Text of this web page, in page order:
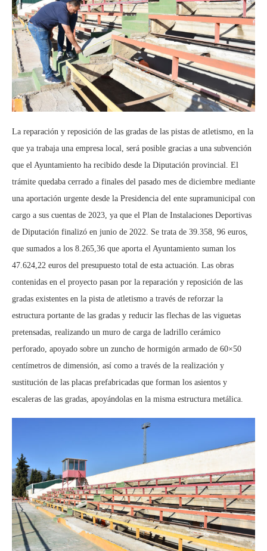
La reparación y reposición de las gradas de las pistas de atletismo, en la
que ya trabaja una empresa local, será posible gracias a una subvención
que el Ayuntamiento ha recibido desde la Diputación provincial. El
trámite quedaba cerrado a finales del pasado mes de diciembre mediante
una aportación urgente desde la Presidencia del ente supramunicipal con
cargo a sus cuentas de 2023, ya que el Plan de Instalaciones Deportivas
de Diputación finalizó en junio de 2022. Se trata de 39.358, 96 euros,
que sumados a los 8.265,36 que aporta el Ayuntamiento suman los
47.624,22 euros del presupuesto total de esta actuación. Las obras
contenidas en el proyecto pasan por la reparación y reposición de las
gradas existentes en la pista de atletismo a través de reforzar la
estructura portante de las gradas y reducir las flechas de las viguetas
pretensadas, realizando un muro de carga de ladrillo cerámico
perforado, apoyado sobre un zuncho de hormigón armado de 60×50
centímetros de dimensión, así como a través de la realización y
sustitución de las placas prefabricadas que forman los asientos y
escaleras de las gradas, apoyándolas en la misma estructura metálica.